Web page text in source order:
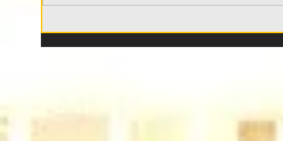
διοικητική έδρα της